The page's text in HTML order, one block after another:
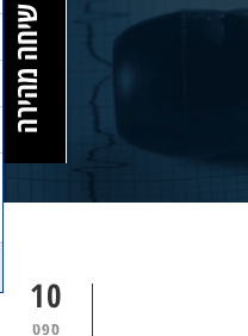
10
ספט
שיחה מהירה